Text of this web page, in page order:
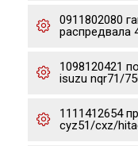
0911802080
распредвала
1098120421
isuzu nqr71/
1111412654
cyz51/cxz/